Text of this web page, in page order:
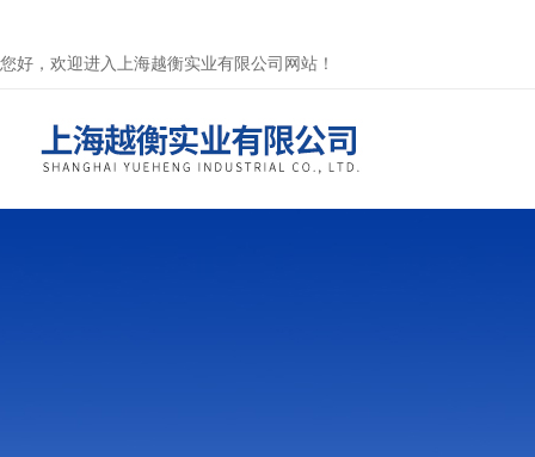
您好，欢迎进入上海越衡实业有限公司网站！